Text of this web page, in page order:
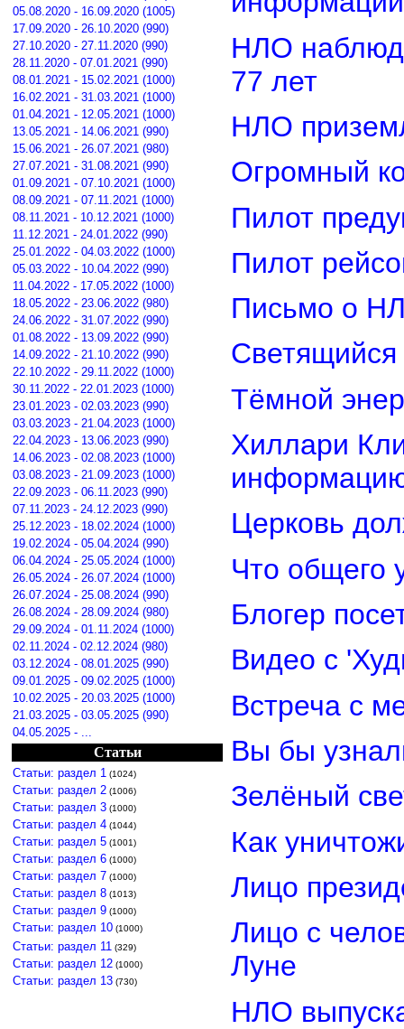
05.08.2020 - 16.09.2020 (1005)
17.09.2020 - 26.10.2020 (990)
27.10.2020 - 27.11.2020 (990)
28.11.2020 - 07.01.2021 (990)
08.01.2021 - 15.02.2021 (1000)
16.02.2021 - 31.03.2021 (1000)
01.04.2021 - 12.05.2021 (1000)
13.05.2021 - 14.06.2021 (990)
15.06.2021 - 26.07.2021 (980)
27.07.2021 - 31.08.2021 (990)
01.09.2021 - 07.10.2021 (1000)
08.09.2021 - 07.11.2021 (1000)
08.11.2021 - 10.12.2021 (1000)
11.12.2021 - 24.01.2022 (990)
25.01.2022 - 04.03.2022 (1000)
05.03.2022 - 10.04.2022 (990)
11.04.2022 - 17.05.2022 (1000)
18.05.2022 - 23.06.2022 (980)
24.06.2022 - 31.07.2022 (990)
01.08.2022 - 13.09.2022 (990)
14.09.2022 - 21.10.2022 (990)
22.10.2022 - 29.11.2022 (1000)
30.11.2022 - 22.01.2023 (1000)
23.01.2023 - 02.03.2023 (990)
03.03.2023 - 21.04.2023 (1000)
22.04.2023 - 13.06.2023 (990)
14.06.2023 - 02.08.2023 (1000)
03.08.2023 - 21.09.2023 (1000)
22.09.2023 - 06.11.2023 (990)
07.11.2023 - 24.12.2023 (990)
25.12.2023 - 18.02.2024 (1000)
19.02.2024 - 05.04.2024 (990)
06.04.2024 - 25.05.2024 (1000)
26.05.2024 - 26.07.2024 (1000)
26.07.2024 - 25.08.2024 (990)
26.08.2024 - 28.09.2024 (980)
29.09.2024 - 01.11.2024 (1000)
02.11.2024 - 02.12.2024 (980)
03.12.2024 - 08.01.2025 (990)
09.01.2025 - 09.02.2025 (1000)
10.02.2025 - 20.03.2025 (1000)
21.03.2025 - 03.05.2025 (990)
04.05.2025 - ...
Статьи
Статьи: раздел 1 (1024)
Статьи: раздел 2 (1006)
Статьи: раздел 3 (1000)
Статьи: раздел 4 (1044)
Статьи: раздел 5 (1001)
Статьи: раздел 6 (1000)
Статьи: раздел 7 (1000)
Статьи: раздел 8 (1013)
Статьи: раздел 9 (1000)
Статьи: раздел 10 (1000)
Статьи: раздел 11 (329)
Статьи: раздел 12 (1000)
Статьи: раздел 13 (730)
НЛО
77 лет
НЛО
Огромный
Пилот
Пилот
Письмо о
Светящийся
Тёмной
Хиллари
Церковь
Что общего
Блогер
Видео с
Встреча с
Вы бы
Зелёный
Как
Лицо
Лицо с
Луне
НЛО